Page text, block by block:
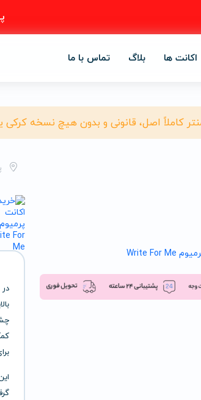
اکانت ها بلاگ تماس با ما
کاملاً اصل، قانونی و بدون هیچ نسخه کرکی